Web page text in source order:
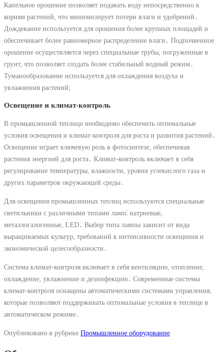
Капельное орошение позволяет подавать воду непосредственно к
корням растений, что минимизирует потери влаги и удобрений․
Дождевание используется для орошения более крупных площадей и
обеспечивает более равномерное распределение влаги․ Подпочвенное
орошение осуществляется через специальные трубы, погруженные в
грунт, что позволяет создать более стабильный водный режим․
Туманообразование используется для охлаждения воздуха и
увлажнения растений;
Освещение и климат-контроль
В промышленной теплице необходимо обеспечить оптимальные
условия освещения и климат-контроля для роста и развития растений․
Освещение играет ключевую роль в фотосинтезе, обеспечивая
растения энергией для роста․ Климат-контроль включает в себя
регулирование температуры, влажности, уровня углекислого газа и
других параметров окружающей среды․
Для освещения промышленных теплиц используются специальные
светильники с различными типами ламп⁚ натриевые,
металлогалогенные, LED․ Выбор типа лампы зависит от вида
выращиваемых культур, требований к интенсивности освещения и
экономической целесообразности․
Система климат-контроля включает в себя вентиляцию, отопление,
охлаждение, увлажнение и дезинфекцию․ Современные системы
климат-контроля оснащены автоматическими системами управления,
которые позволяют поддерживать оптимальные условия в теплице в
автоматическом режиме․
Опубликовано в рубрике Промышленное оборудование